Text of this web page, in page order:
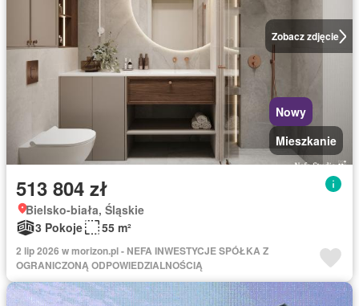
Zobacz zdjęcie
Nowy
Mieszkanie
513 804 zł
Bielsko-biała, Śląskie
3 Pokoje
55 m²
2 lip 2026 w morizon.pl - NEFA INWESTYCJE SPÓŁKA Z
OGRANICZONĄ ODPOWIEDZIALNOŚCIĄ